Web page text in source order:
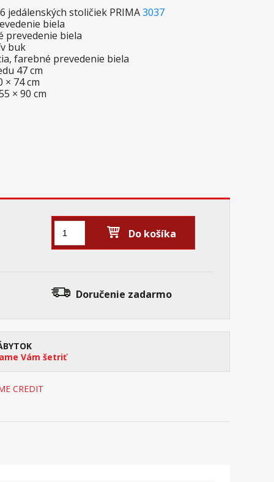
jedálenských stoličiek PRIMA3037
biela
prevedenie biela
buk
farebné prevedenie biela
47 cm
× 74 cm
× 90 cm
Do košíka
Doručenie zadarmo
Vám šetriť
CREDIT